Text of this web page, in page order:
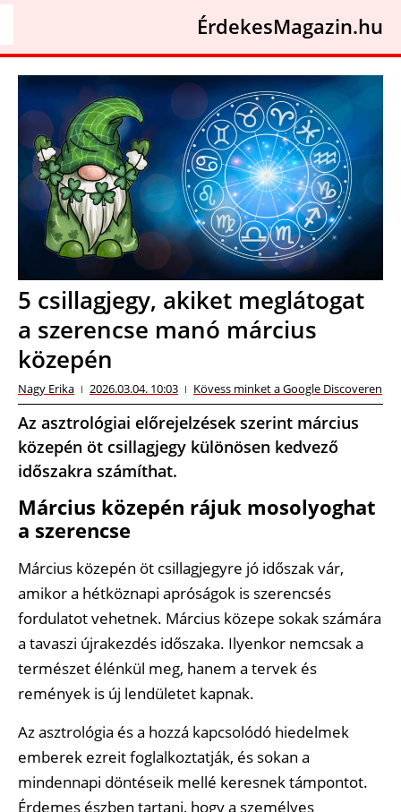
ÉrdekesMagazin.hu
5 csillagjegy, akiket meglátogat
a szerencse manó március
közepén
Nagy Erika 2026.03.04. 10:03 Kövess minket a Google Discoveren
Az asztrológiai előrejelzések szerint március
közepén öt csillagjegy különösen kedvező
időszakra számíthat.
Március közepén rájuk mosolyoghat
a szerencse
Március közepén öt csillagjegyre jó időszak vár,
amikor a hétköznapi apróságok is szerencsés
fordulatot vehetnek. Március közepe sokak számára
a tavaszi újrakezdés időszaka. Ilyenkor nemcsak a
természet élénkül meg, hanem a tervek és
remények is új lendületet kapnak.
Az asztrológia és a hozzá kapcsolódó hiedelmek
emberek ezreit foglalkoztatják, és sokan a
mindennapi döntéseik mellé keresnek támpontot.
Érdemes észben tartani, hogy a személyes